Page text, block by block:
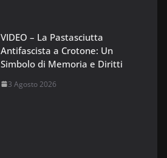
VIDEO – La Pastasciutta
Antifascista a Crotone: Un
Simbolo di Memoria e Diritti
3 Agosto 2026